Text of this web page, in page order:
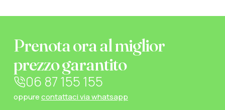
Prenota ora al miglior
prezzo garantito
06 87 155 155
oppurecontattaci via whatsapp